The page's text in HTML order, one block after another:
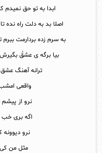
ابدا به تو حق نمیدم
اصلا بد به دلت راه
به سرم زده بردارمت
بیا برگه ی عشقُ
ترانه آهنگ
واقعی
نرو از
اگه بری
نرو
مثل من